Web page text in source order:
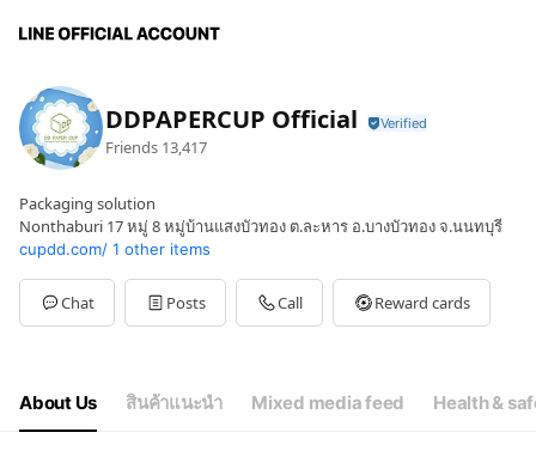
DDPAPERCUP Official
Friends 13,417
Packaging solution
Nonthaburi 17 หมู่ 8 หมู่บ้านแสงบัวทอง ต.ละหาร อ.บางบัวทอง จ.นนทบุรี
cupdd.com/ 1 other items
Chat Posts Call Reward cards
About Us สินค้าแนะนำ Mixed media feed Health &